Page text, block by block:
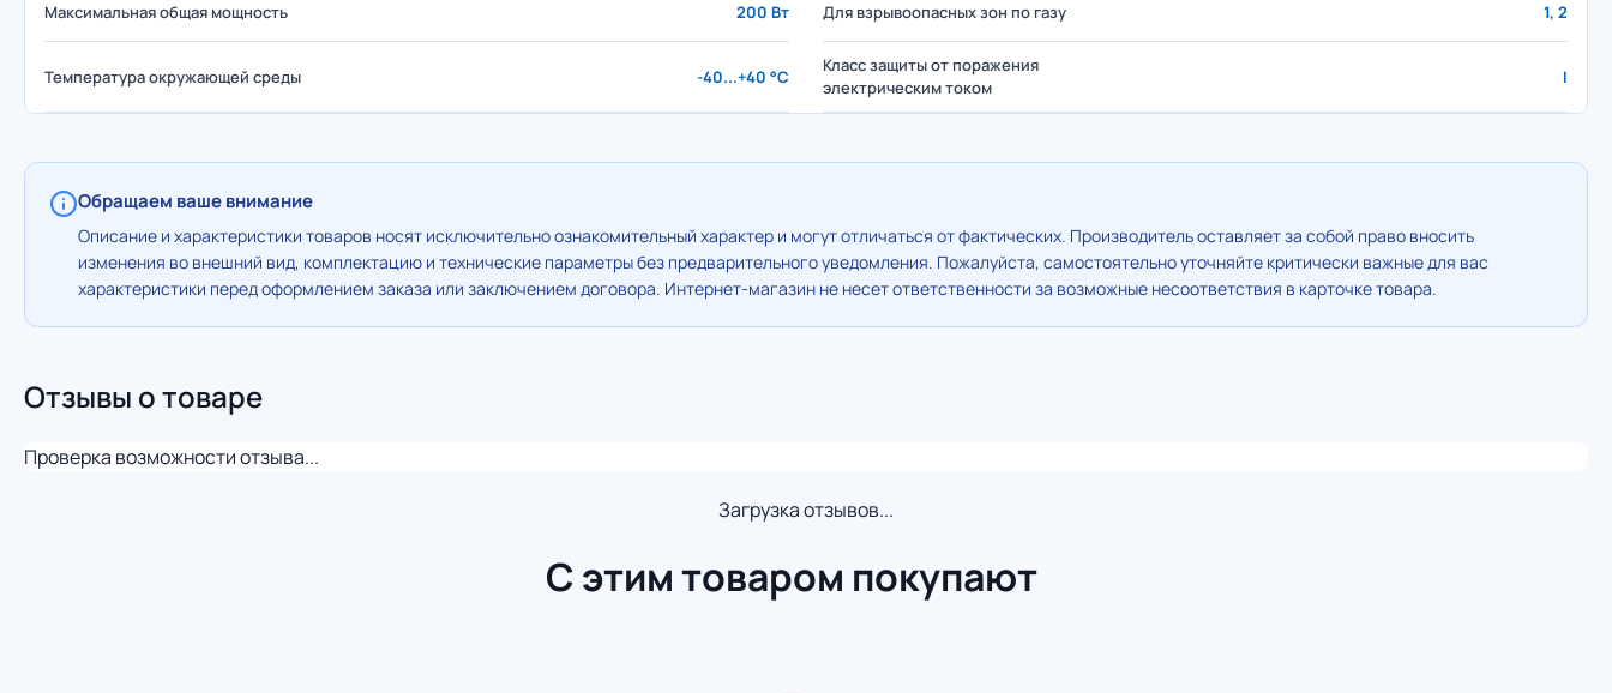
Максимальная общая мощность 200 Вт Для взрывоопасных зон по газу 1, 2
Температура окружающей среды -40...+40 °C
Класс защиты от поражения
электрическим током
I
Обращаем ваше внимание
Описание и характеристики товаров носят исключительно ознакомительный характер и могут отличаться от фактических. Производитель оставляет за собой право вносить
изменения во внешний вид, комплектацию и технические параметры без предварительного уведомления. Пожалуйста, самостоятельно уточняйте критически важные для вас
характеристики перед оформлением заказа или заключением договора. Интернет-магазин не несет ответственности за возможные несоответствия в карточке товара.
Отзывы о товаре
Проверка возможности отзыва...
Загрузка отзывов...
С этим товаром покупают